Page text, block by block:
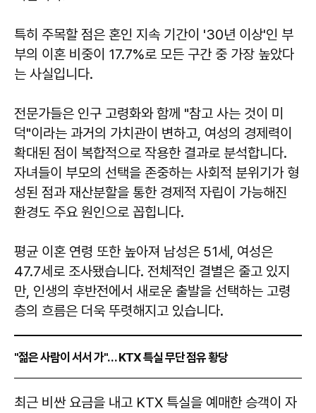
특히 주목할 점은 혼인 지속 기간이 '30년 이상'인 부
부의 이혼 비중이 17.7%로 모든 구간 중 가장 높았다
는 사실입니다.
전문가들은 인구 고령화와 함께 "참고 사는 것이 미
덕"이라는 과거의 가치관이 변하고, 여성의 경제력이
확대된 점이 복합적으로 작용한 결과로 분석합니다.
자녀들이 부모의 선택을 존중하는 사회적 분위기가 형
성된 점과 재산분할을 통한 경제적 자립이 가능해진
환경도 주요 원인으로 꼽힙니다.
평균 이혼 연령 또한 높아져 남성은 51세, 여성은
47.7세로 조사됐습니다. 전체적인 결별은 줄고 있지
만, 인생의 후반전에서 새로운 출발을 선택하는 고령
층의 흐름은 더욱 뚜렷해지고 있습니다.
"젊은 사람이 서서 가"… KTX 특실 무단 점유 황당
​​​​​​​최근 비싼 요금을 내고 KTX 특실을 예매한 승객이 자